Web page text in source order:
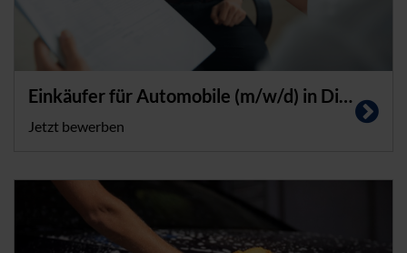
Einkäufer für Automobile (m/w/d) in Diepholz
Jetzt bewerben